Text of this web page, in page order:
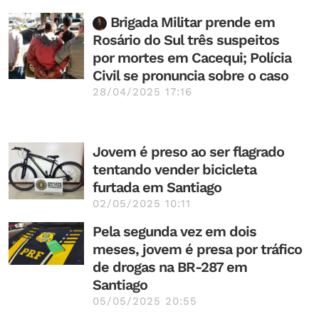
Brigada Militar prende em
Rosário do Sul três suspeitos
por mortes em Cacequi; Polícia
Civil se pronuncia sobre o caso
28/04/2025 17:16
Jovem é preso ao ser flagrado
tentando vender bicicleta
furtada em Santiago
02/05/2025 10:11
Pela segunda vez em dois
meses, jovem é presa por tráfico
de drogas na BR-287 em
Santiago
05/05/2025 20:55